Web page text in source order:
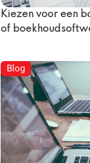
Kiezen voor een
of
Blog